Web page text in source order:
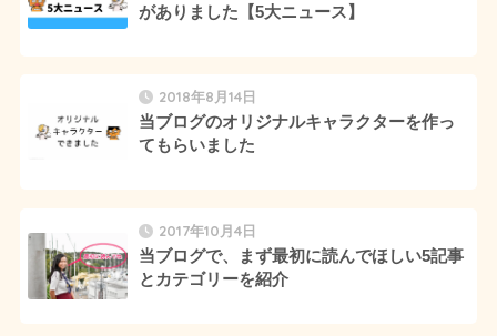
がありました【5大ニュース】
2018年8月14日
当ブログのオリジナルキャラクターを作っ
てもらいました
2017年10月4日
当ブログで、まず最初に読んでほしい5記事
とカテゴリーを紹介